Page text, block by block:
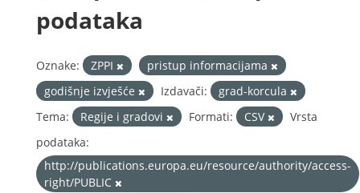
podataka
Oznake: ZPPI
pristup informacijama
godišnje izvješće
Izdavači:
grad-korcula
Tema:
Regije i gradovi Formati: CSV
Vrsta
podataka:
http://publications.europa.eu/resource/authority/access-
right/PUBLIC